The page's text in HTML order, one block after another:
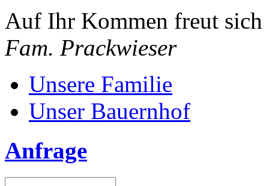
Auf Ihr Kommen freut sich
Fam. Prackwieser
Unsere Familie
Unser Bauernhof
Anfrage